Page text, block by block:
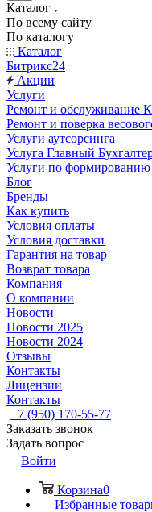
Каталог
По всему сайту
По каталогу
Каталог
Битрикс24
Акции
Услуги
Ремонт и обслуживание
Ремонт и поверка
Услуги аутсорсинга
Услуга Главный
Услуги по
Блог
Бренды
Как купить
Условия оплаты
Условия доставки
Гарантия на товар
Возврат товара
Компания
О компании
Новости
Новости 2025
Новости 2024
Отзывы
Контакты
Лицензии
Контакты
+7 (950) 170-55-77
Заказать звонок
Задать вопрос
Войти
Корзина0
Избранные